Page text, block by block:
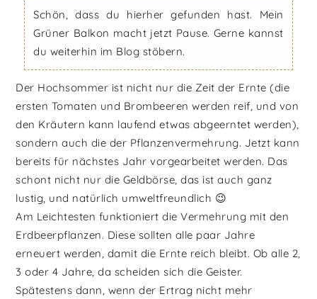
Schön, dass du hierher gefunden hast. Mein
Grüner Balkon macht jetzt Pause. Gerne kannst
du weiterhin im Blog stöbern.
Der Hochsommer ist nicht nur die Zeit der Ernte (die
ersten Tomaten und Brombeeren werden reif, und von
den Kräutern kann laufend etwas abgeerntet werden),
sondern auch die der Pflanzenvermehrung. Jetzt kann
bereits für nächstes Jahr vorgearbeitet werden. Das
schont nicht nur die Geldbörse, das ist auch ganz
lustig, und natürlich umweltfreundlich 😉
Am Leichtesten funktioniert die Vermehrung mit den
Erdbeerpflanzen. Diese sollten alle paar Jahre
erneuert werden, damit die Ernte reich bleibt. Ob alle 2,
3 oder 4 Jahre, da scheiden sich die Geister.
Spätestens dann, wenn der Ertrag nicht mehr